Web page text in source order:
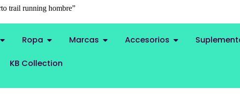
Ropa Marcas Accesorios
KB Collection
trail running hombre”
hombre